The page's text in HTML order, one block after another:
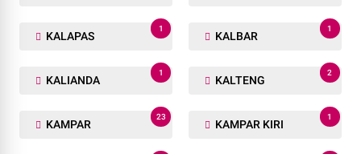
KALAPAS
1
KALBAR
1
KALIANDA
1
KALTENG
2
KAMPAR
23
KAMPAR KIRI
1